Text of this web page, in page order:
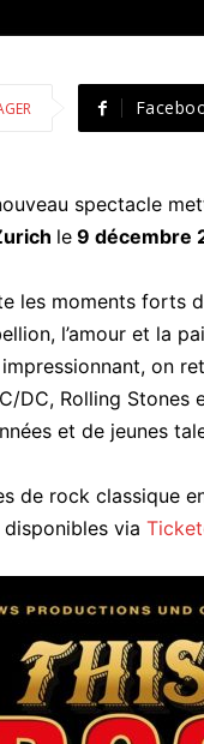
spectacle
le 9 décembre
les moments forts
l’amour et la
on
DC, Rolling
et de jeunes
de rock classique
via